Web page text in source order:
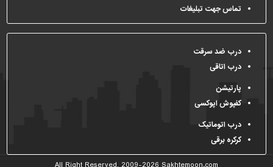
سایر
تماس جهت تبلیغات
درب ضد سرقت
درب اتاقی
پارتیشن
کفپوش اپوکسی
درب اتوماتیک
کرکره برقی